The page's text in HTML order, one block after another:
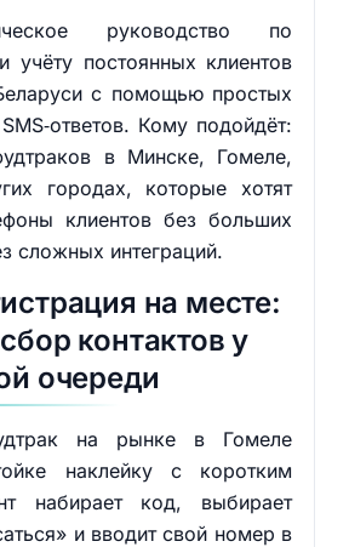
руководство по
учёту постоянных клиентов
с помощью простых
Кому подойдёт:
в Минске, Гомеле,
городах, которые хотят
клиентов без больших
сложных интеграций.
на месте:
контактов у
очереди
на рынке в Гомеле
наклейку с коротким
набирает код, выбирает
и вводит свой номер в